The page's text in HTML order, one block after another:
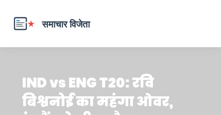
IND vs ENG T20: रवि
बिश्वनोई का महंगा ओवर,